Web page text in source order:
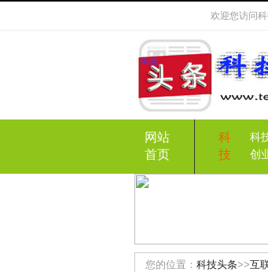
欢迎您访问
网站
首页
科
技
科
创
您的位置： 科技头条>>互